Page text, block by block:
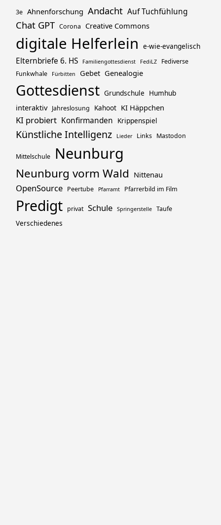
3e Ahnenforschung Andacht Auf Tuchfühlung
Chat GPT Corona Creative Commons
digitale Helferlein e-wie-evangelisch
Elternbriefe 6. HS Familiengottesdienst FediLZ
Fediverse
Funkwhale
Fürbitten Gebet Genealogie
Gottesdienst Grundschule Humhub
interaktiv Jahreslosung Kahoot KI Häppchen
KI probiert Konfirmanden Krippenspiel
Künstliche Intelligenz Lieder Links Mastodon
Mittelschule Neunburg
Neunburg vorm Wald Nittenau
OpenSource Peertube Pfarramt Pfarrerbild im Film
Predigt privat Schule Springerstelle Taufe
Verschiedenes